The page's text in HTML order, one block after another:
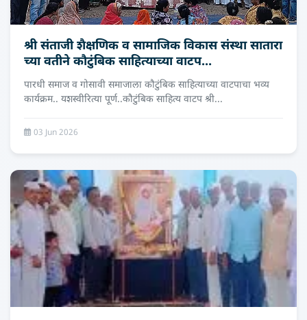
श्री संताजी शैक्षणिक व सामाजिक विकास संस्था सातारा
च्‍या वतीने कौटुंबिक साहित्याच्या वाटप...
पारधी समाज व गोसावी समाजाला कौटुंबिक साहित्याच्या वाटपाचा भव्य
कार्यक्रम.. यशस्वीरित्या पूर्ण..कौटुंबिक साहित्य वाटप श्री...
03 Jun 2026